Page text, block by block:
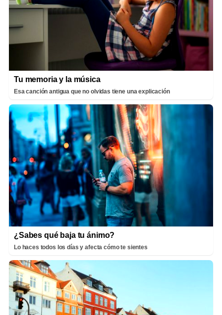
Tu memoria y la música
Esa canción antigua que no olvidas tiene una explicación
¿Sabes qué baja tu ánimo?
Lo haces todos los días y afecta cómo te sientes